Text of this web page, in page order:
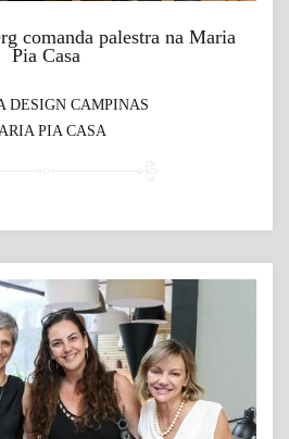
comanda palestra na Maria
Pia Casa
DESIGN CAMPINAS
PIA CASA